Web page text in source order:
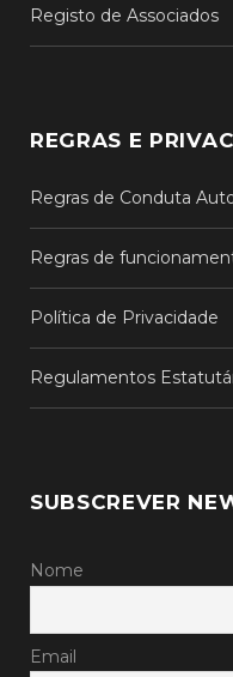
Registo de Associados
REGRAS E
Regras de Conduta
Regras de
Política de Privacidade
Regulamentos
SUBSCREVER
Nome
Email